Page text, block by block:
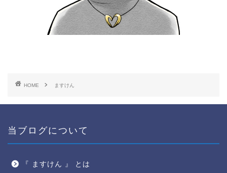
HOME ますけん
当ブログについて
『 ますけん 』 とは